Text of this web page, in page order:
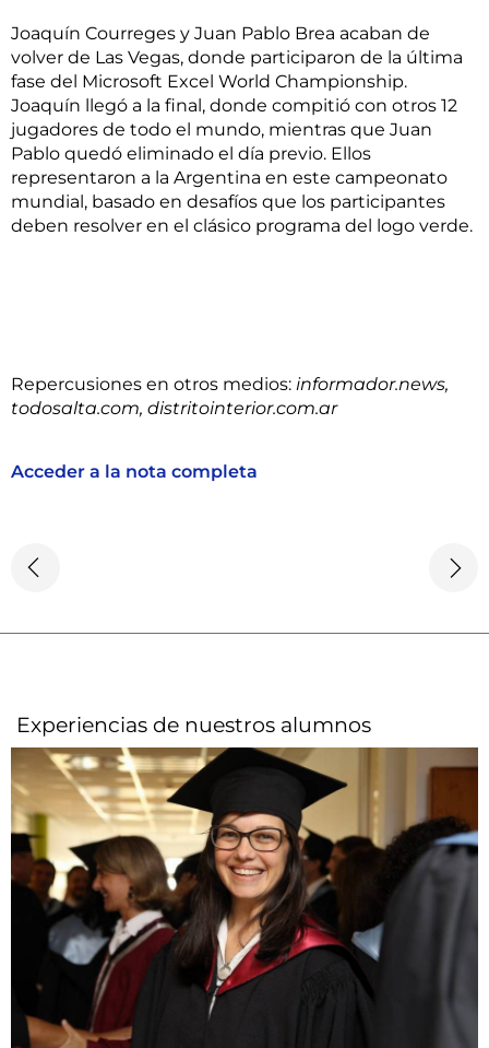
Joaquín Courreges y Juan Pablo Brea acaban de
volver de Las Vegas, donde participaron de la última
fase del Microsoft Excel World Championship.
Joaquín llegó a la final, donde compitió con otros 12
jugadores de todo el mundo, mientras que Juan
Pablo quedó eliminado el día previo. Ellos
representaron a la Argentina en este campeonato
mundial, basado en desafíos que los participantes
deben resolver en el clásico programa del logo verde.
Repercusiones en otros medios: informador.news,
todosalta.com, distritointerior.com.ar
Acceder a la nota completa
Experiencias de nuestros alumnos​